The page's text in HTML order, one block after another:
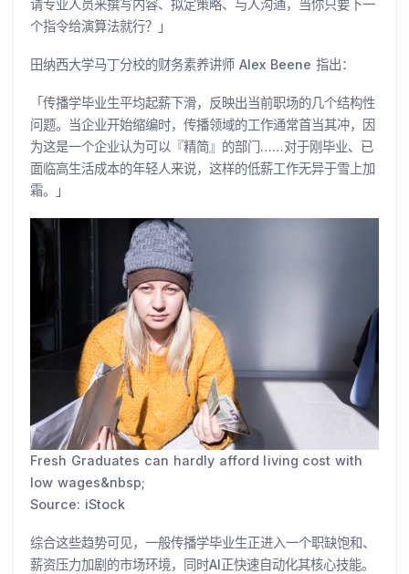
请专业人员来撰写内容、拟定策略、与人沟通，当你只要下一
个指令给演算法就行？」
田纳西大学马丁分校的财务素养讲师 Alex Beene 指出：
「传播学毕业生平均起薪下滑，反映出当前职场的几个结构性
问题。当企业开始缩编时，传播领域的工作通常首当其冲，因
为这是一个企业认为可以『精简』的部门……对于刚毕业、已
面临高生活成本的年轻人来说，这样的低薪工作无异于雪上加
霜。」
Fresh Graduates can hardly afford living cost with
low wages&nbsp;
Source: iStock
综合这些趋势可见，一般传播学毕业生正进入一个职缺饱和、
薪资压力加剧的市场环境，同时AI正快速自动化其核心技能。